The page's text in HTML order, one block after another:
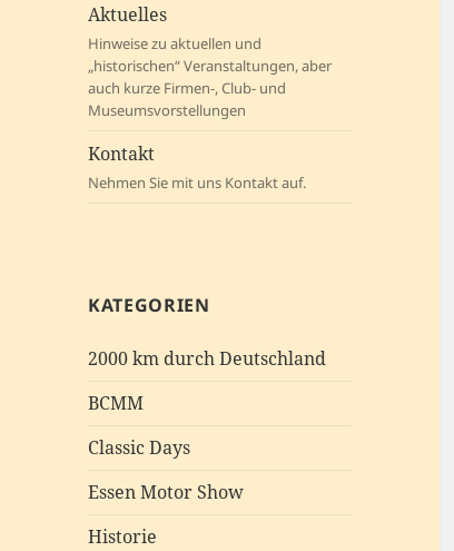
Aktuelles
Hinweise zu aktuellen und
„historischen“ Veranstaltungen, aber
auch kurze Firmen-, Club- und
Museumsvorstellungen
Kontakt
Nehmen Sie mit uns Kontakt auf.
KATEGORIEN
2000 km durch Deutschland
BCMM
Classic Days
Essen Motor Show
Historie